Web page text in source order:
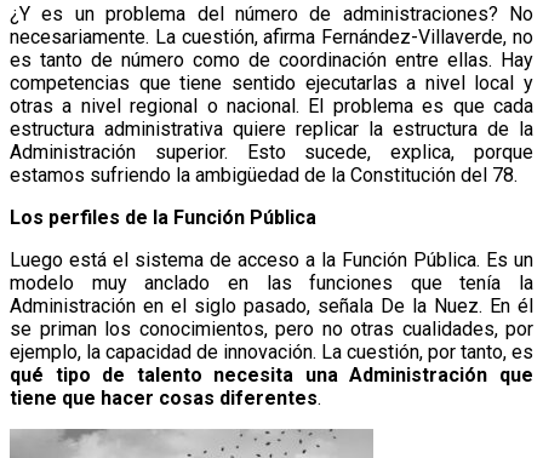
¿Y es un problema del número de administraciones? No
necesariamente. La cuestión, afirma Fernández-Villaverde, no
es tanto de número como de coordinación entre ellas. Hay
competencias que tiene sentido ejecutarlas a nivel local y
otras a nivel regional o nacional. El problema es que cada
estructura administrativa quiere replicar la estructura de la
Administración superior. Esto sucede, explica, porque
estamos sufriendo la ambigüedad de la Constitución del 78.
Los perfiles de la Función Pública
Luego está el sistema de acceso a la Función Pública. Es un
modelo muy anclado en las funciones que tenía la
Administración en el siglo pasado, señala De la Nuez. En él
se priman los conocimientos, pero no otras cualidades, por
ejemplo, la capacidad de innovación. La cuestión, por tanto, es
qué tipo de talento necesita una Administración que
tiene que hacer cosas diferentes.